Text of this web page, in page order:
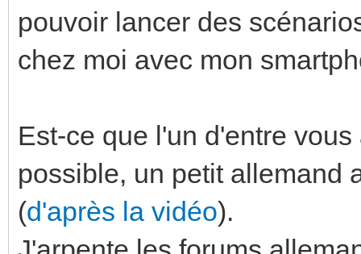
pouvoir lancer des
chez moi avec mon
Est-ce que l'un d'entre
possible, un petit allemand
(d'après la vidéo).